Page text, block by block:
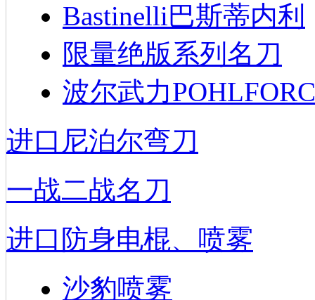
Bastinelli巴斯蒂内利
限量绝版系列名刀
波尔武力
进口尼泊尔弯刀
一战二战名刀
进口防身电棍、喷雾
沙豹喷雾